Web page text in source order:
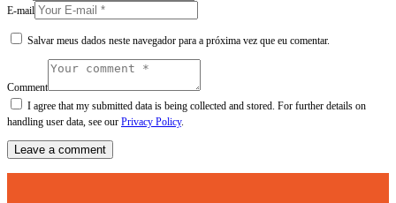
E-mail
Salvar meus dados neste navegador para a próxima vez que eu comentar.
Comment
I agree that my submitted data is being collected and stored. For further details on
handling user data, see our Privacy Policy.